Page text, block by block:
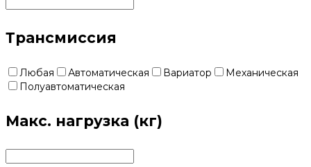
Трансмиссия
Любая Автоматическая Вариатор
Механическая
Полуавтоматическая
Макс. нагрузка (кг)